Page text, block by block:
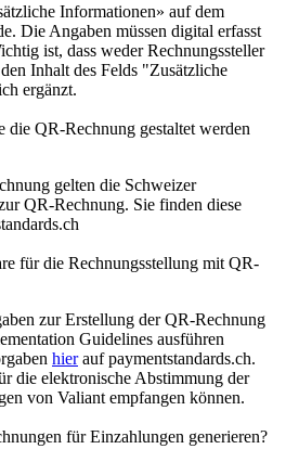
Informationen» auf dem
Die Angaben müssen digital erfasst
ist, dass weder Rechnungssteller
Inhalt des Felds "Zusätzliche
ergänzt.
die QR-Rechnung gestaltet werden
gelten die Schweizer
QR-Rechnung. Sie finden diese
für die Rechnungsstellung mit QR-
zur Erstellung der QR-Rechnung
Guidelines ausführen
hierauf paymentstandards.ch.
die elektronische Abstimmung der
von Valiant empfangen können.
für Einzahlungen generieren?